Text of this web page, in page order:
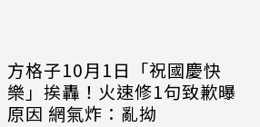
方格子10月1日「祝國慶快
樂」挨轟！火速修1句致歉曝
原因 網氣炸：亂拗